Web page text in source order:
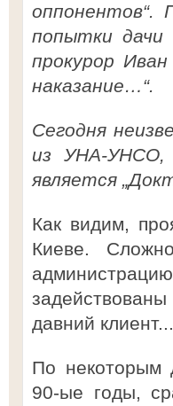
оппонентов“.
попытки дачи
прокурор
наказание…“.
Сегодня
из УНА-
является
Как видим,
Киеве.
давний клиент...
По некоторым
90-ые годы,